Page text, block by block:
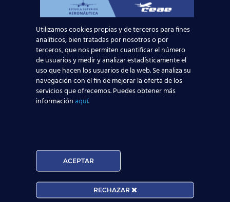
Leer más
Madrid-Barajas supera los 6 millones de
pasajeros junio: qué significa para quienes
quieren ser TCP
Leer más
Leer más
Utilizamos cookies propias y de terceros para fines
analíticos, bien tratadas por nosotros o por
terceros, que nos permiten cuantificar el número
de usuarios y medir y analizar estadísticamente el
uso que hacen los usuarios de la web. Se analiza su
navegación con el fin de mejorar la oferta de los
servicios que ofrecemos. Puedes obtener más
informaciónaquí.
ACEPTAR
RECHAZAR